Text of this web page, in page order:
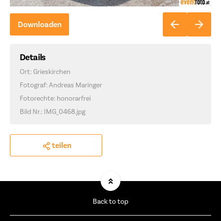
Downloaden
Details
Ort: Grieskirchen
Fotograf: Andreas Maringer
Fotorechte: honorarfrei
Bild Nr.: IMG_0468.jpg
teilen
Back to top